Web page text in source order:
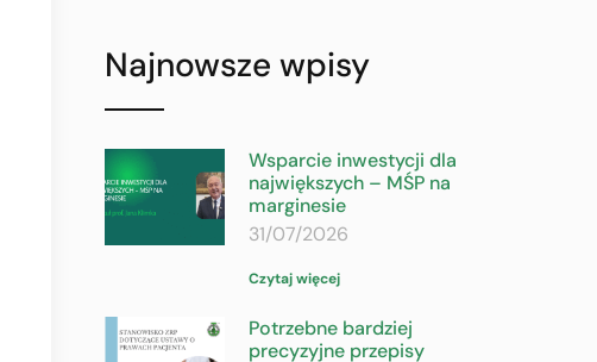
Najnowsze wpisy
Wsparcie inwestycji dla
największych – MŚP na
marginesie
31/07/2026
Czytaj więcej
Potrzebne bardziej
precyzyjne przepisy